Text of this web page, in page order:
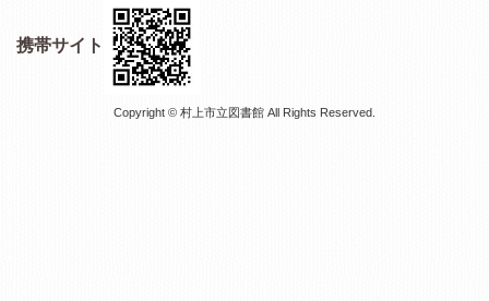
携帯サイト
Copyright © 村上市立図書館 All Rights Reserved.